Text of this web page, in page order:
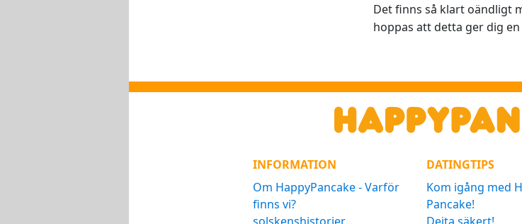
Det finns så klart oändligt
hoppas att detta ger dig
INFORMATION
Om HappyPancake - Varför
finns vi?
solskenshistorier
DATINGTIPS
Kom igång med
Pancake!
Dejta säkert!